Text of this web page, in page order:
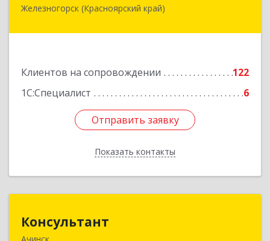
Железногорск (Красноярский край)
Клиентов на сопровождении
122
1С:Специалист
6
Отправить заявку
Показать контакты
662973, Красноярский край, Железногорск г,
Отправить заявку
Назад
Консультант
Ачинск